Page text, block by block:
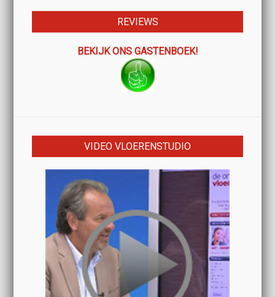
REVIEWS
BEKIJK ONS GASTENBOEK!
VIDEO VLOERENSTUDIO